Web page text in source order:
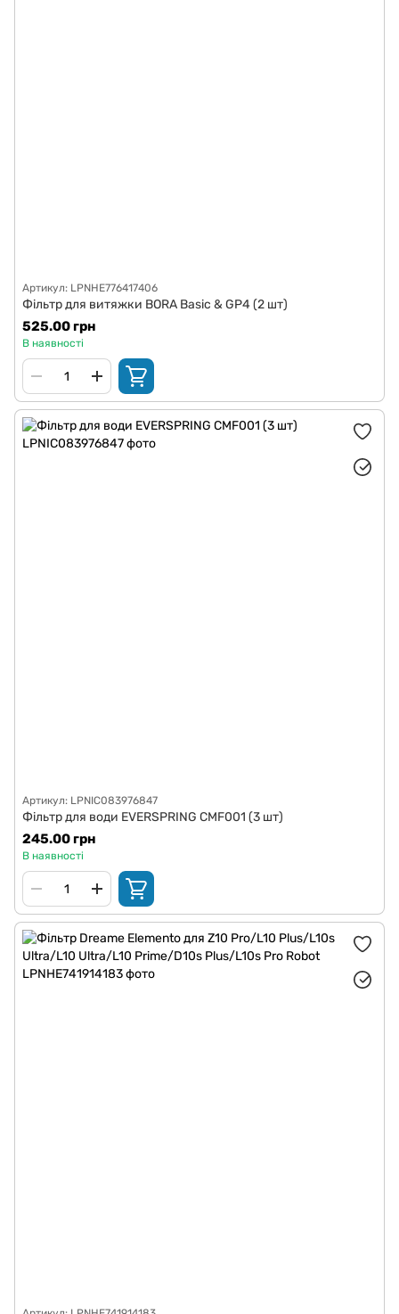
Артикул: LPNHE776417406
Фільтр для витяжки BORA Basic & GP4 (2 шт)
525.00 грн
В наявності
Артикул: LPNIC083976847
Фільтр для води EVERSPRING CMF001 (3 шт)
245.00 грн
В наявності